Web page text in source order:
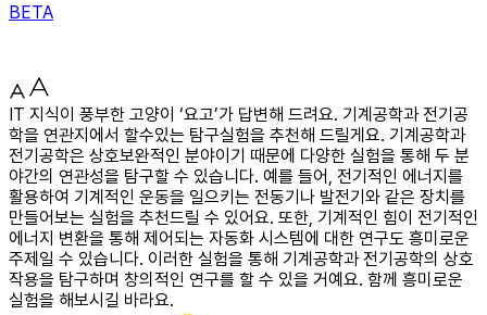
BETA
IT 지식이 풍부한 고양이 ‘요고’가 답변해 드려요. 기계공학과 전기공
학을 연관지에서 할수있는 탐구실험을 추천해 드릴게요. 기계공학과
전기공학은 상호보완적인 분야이기 때문에 다양한 실험을 통해 두 분
야간의 연관성을 탐구할 수 있습니다. 예를 들어, 전기적인 에너지를
활용하여 기계적인 운동을 일으키는 전동기나 발전기와 같은 장치를
만들어보는 실험을 추천드릴 수 있어요. 또한, 기계적인 힘이 전기적인
에너지 변환을 통해 제어되는 자동화 시스템에 대한 연구도 흥미로운
주제일 수 있습니다. 이러한 실험을 통해 기계공학과 전기공학의 상호
작용을 탐구하며 창의적인 연구를 할 수 있을 거예요. 함께 흥미로운
실험을 해보시길 바라요.